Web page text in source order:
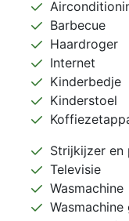
Barbecue
Haardroger
Internet
Kinderbedje
Kinderstoel
Strijkijzer en
Televisie
Wasmachine